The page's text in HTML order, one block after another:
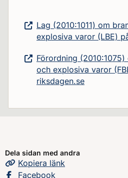
Lag (2010:1011) om
explosiva varor (LBE)
Förordning
och explosiva varor
riksdagen.se
Dela sidan med andra
Kopiera sidans
länk
Dela sidan på
Facebook